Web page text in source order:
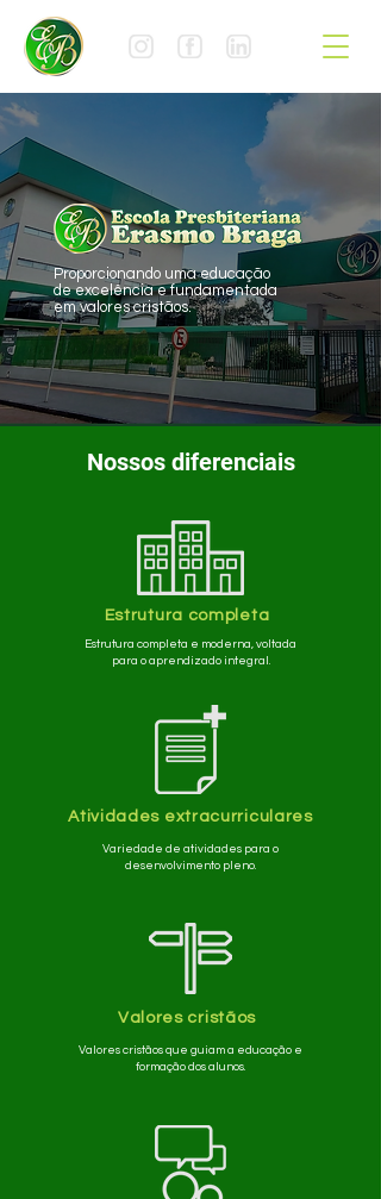
Proporcionando uma educação
de excelência e fundamentada
em valores cristãos.
Nossos diferenciais
Estrutura completa e moderna, voltada
para o aprendizado integral.
Estrutura completa
Atividades extracurriculares
Variedade de atividades para o
desenvolvimento pleno.
Valores cristãos
Valores cristãos que guiam a educação e
formação dos alunos.